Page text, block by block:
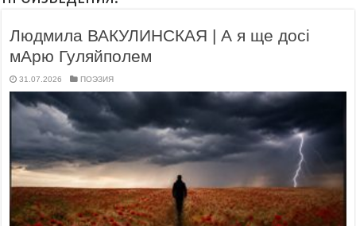
Людмила ВАКУЛИНСКАЯ | А я ще досі
мАрю Гуляйполем
31.07.2026 ПОЭЗИЯ